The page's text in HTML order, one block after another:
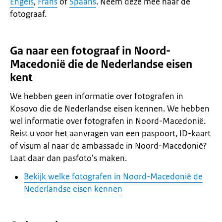
fotograaf.
Ga naar een fotograaf in Noord-
Macedonië die de Nederlandse eisen
kent
We hebben geen informatie over fotografen in
Kosovo die de Nederlandse eisen kennen. We hebben
wel informatie over fotografen in Noord-Macedonië.
Reist u voor het aanvragen van een paspoort, ID-kaart
of visum al naar de ambassade in Noord-Macedonië?
Laat daar dan pasfoto's maken.
Bekijk welke fotografen in Noord-Macedonië de
Nederlandse eisen kennen